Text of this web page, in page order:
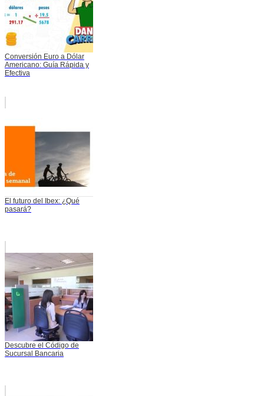
Conversión Euro a Dólar
Americano: Guía Rápida y
Efectiva
El futuro del Ibex: ¿Qué
pasará?
Descubre el Código de
Sucursal Bancaria